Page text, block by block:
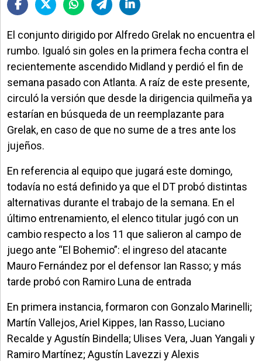
El conjunto dirigido por Alfredo Grelak no encuentra el
rumbo. Igualó sin goles en la primera fecha contra el
recientemente ascendido Midland y perdió el fin de
semana pasado con Atlanta. A raíz de este presente,
circuló la versión que desde la dirigencia quilmeña ya
estarían en búsqueda de un reemplazante para
Grelak, en caso de que no sume de a tres ante los
jujeños.
En referencia al equipo que jugará este domingo,
todavía no está definido ya que el DT probó distintas
alternativas durante el trabajo de la semana. En el
último entrenamiento, el elenco titular jugó con un
cambio respecto a los 11 que salieron al campo de
juego ante “El Bohemio”: el ingreso del atacante
Mauro Fernández por el defensor Ian Rasso; y más
tarde probó con Ramiro Luna de entrada
En primera instancia, formaron con Gonzalo Marinelli;
Martín Vallejos, Ariel Kippes, Ian Rasso, Luciano
Recalde y Agustín Bindella; Ulises Vera, Juan Yangali y
Ramiro Martínez; Agustín Lavezzi y Alexis